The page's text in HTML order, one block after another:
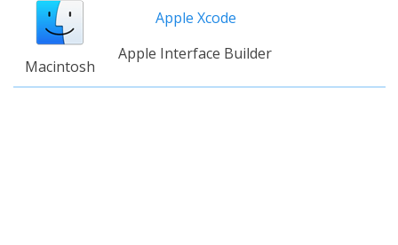
Macintosh
Apple Xcode
Apple Interface Builder